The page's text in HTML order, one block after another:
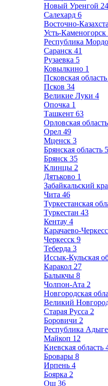
Новый Уренгой 24
Салехард 6
Восточно-
Усть-Каменогорск
Республика
Саранск 41
Рузаевка 5
Ковылкино 1
Псковская область
Псков 34
Великие Луки 4
Опочка 1
Ташкент 63
Орловская область
Орел 49
Мценск 3
Брянская область
Брянск 35
Клинцы 2
Дятьково 1
Забайкальский
Чита 46
Туркестанская
Туркестан 43
Кентау 4
Карачаево-
Черкесск 9
Теберда 3
Иссык-Кульская
Каракол 27
Балыкчы 8
Чолпон-Ата 2
Новгородская
Великий
Старая Русса 2
Боровичи 2
Республика
Майкоп 12
Киевская область
Бровары 8
Ирпень 4
Боярка 2
Ош 36